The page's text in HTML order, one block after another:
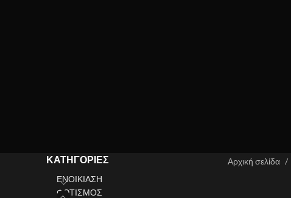
ΚΑΤΗΓΟΡΊΕΣ
ΕΝΟΙΚΙΑΣΗ
ΦΩΤΙΣΜΟΣ
Αρχική σελίδα